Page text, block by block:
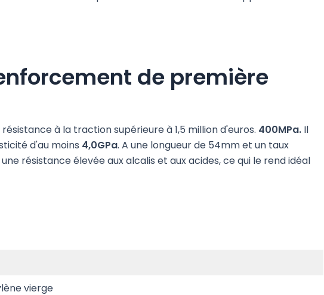
de première
à la traction supérieure à 1,5 million d'euros. 400MPa. Il
d'au moins 4,0GPa. A une longueur de 54mm et un taux
résistance élevée aux alcalis et aux acides, ce qui le rend idéal
vierge